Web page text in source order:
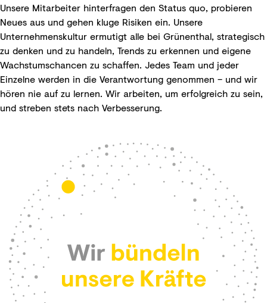
Unsere Mitarbeiter hinterfragen den Status quo, probieren
Neues aus und gehen kluge Risiken ein. Unsere
Unternehmenskultur ermutigt alle bei Grünenthal, strategisch
zu denken und zu handeln, Trends zu erkennen und eigene
Wachstumschancen zu schaffen. Jedes Team und jeder
Einzelne werden in die Verantwortung genommen – und wir
hören nie auf zu lernen. Wir arbeiten, um erfolgreich zu sein,
und streben stets nach Verbesserung.